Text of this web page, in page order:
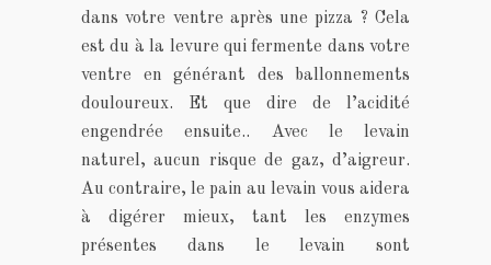
dans votre ventre après une pizza ? Cela
est du à la levure qui fermente dans votre
ventre en générant des ballonnements
douloureux. Et que dire de l’acidité
engendrée ensuite.. Avec le levain
naturel, aucun risque de gaz, d’aigreur.
Au contraire, le pain au levain vous aidera
à digérer mieux, tant les enzymes
présentes dans le levain sont